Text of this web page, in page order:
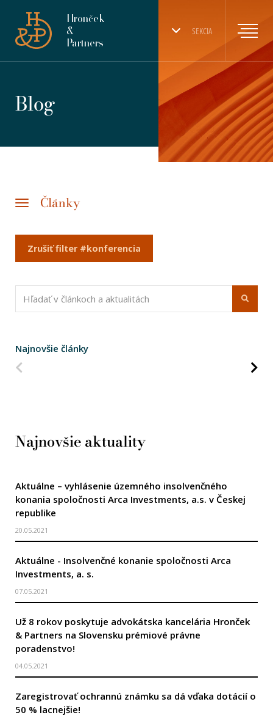
SEKCIA
Hronček
&
Partners
Blog
Články
Zrušiť filter #konferencia
Najnovšie články
Najnovšie aktuality
Aktuálne – vyhlásenie územného insolvenčného
konania spoločnosti Arca Investments, a.s. v Českej
republike
20.05.2021
Aktuálne - Insolvenčné konanie spoločnosti Arca
Investments, a. s.
07.05.2021
Už 8 rokov poskytuje advokátska kancelária Hronček
& Partners na Slovensku prémiové právne
poradenstvo!
04.05.2021
Zaregistrovať ochrannú známku sa dá vďaka dotácií o
50 % lacnejšie!